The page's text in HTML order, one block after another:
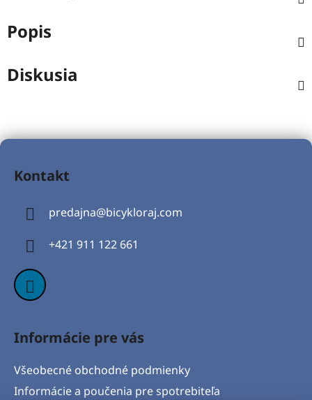
Popis
Diskusia
Z
Kontakt
predajna@bicykloraj.com
+421 911 122 661
Informácie pre vás
Všeobecné obchodné podmienky
Informácie a poučenia pre spotrebiteľa